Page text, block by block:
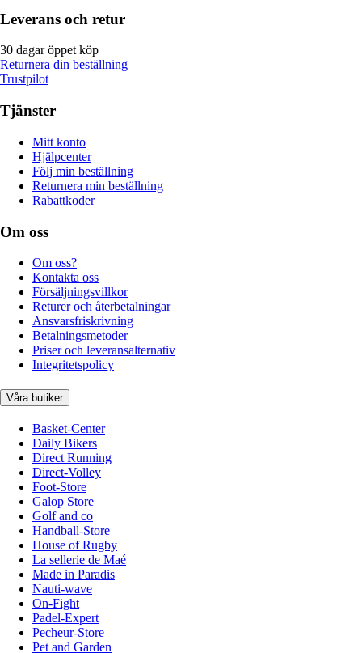
Leverans och retur
30 dagar öppet köp
Returnera din beställning
Trustpilot
Tjänster
Mitt konto
Hjälpcenter
Följ min beställning
Returnera min beställning
Rabattkoder
Om oss
Om oss?
Kontakta oss
Försäljningsvillkor
Returer och återbetalningar
Ansvarsfriskrivning
Betalningsmetoder
Priser och leveransalternativ
Integritetspolicy
Våra butiker
Basket-Center
Daily Bikers
Direct Running
Direct-Volley
Foot-Store
Galop Store
Golf and co
Handball-Store
House of Rugby
La sellerie de Maé
Made in Paradis
Nauti-wave
On-Fight
Padel-Expert
Pecheur-Store
Pet and Garden